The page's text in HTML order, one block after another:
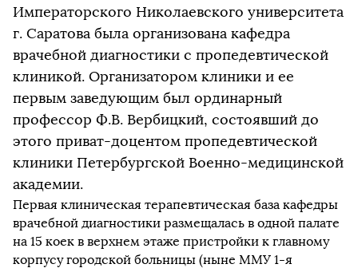
Императорского Николаевского университета
г. Саратова была организована кафедра
врачебной диагностики с пропедевтической
клиникой. Организатором клиники и ее
первым заведующим был ординарный
профессор Ф.В. Вербицкий, состоявший до
этого приват-доцентом пропедевтической
клиники Петербургской Военно-медицинской
академии.
Первая клиническая терапевтическая база кафедры
врачебной диагностики размещалась в одной палате
на 15 коек в верхнем этаже пристройки к главному
корпусу городской больницы (ныне ММУ 1-я